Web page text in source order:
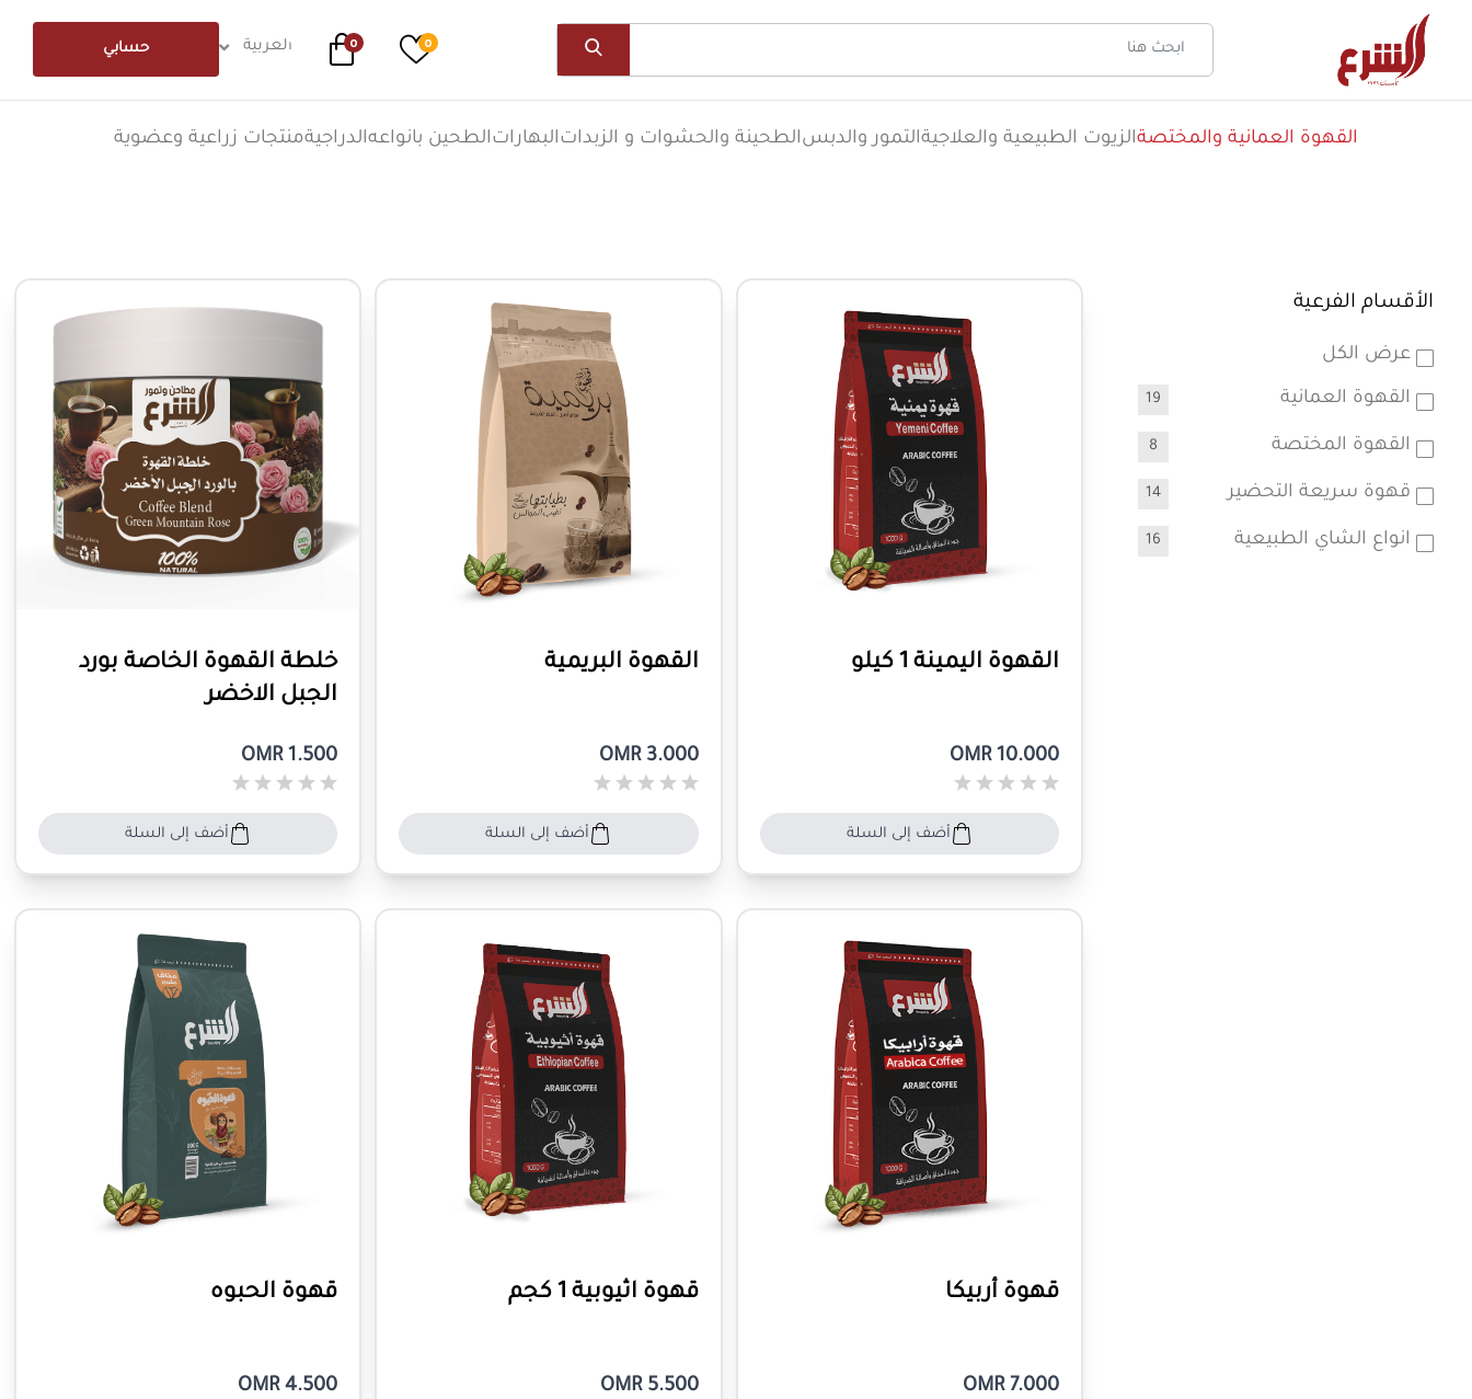
0
0 العربية حسابي
القهوة العمانية والمختصةالزيوت الطبيعية والعلاجيةالتمور والدبسالطحينة والحشوات و الزبداتالبهاراتالطحين بانواعهالدراجيةمنتجات زراعية وعضوية
الأقسام الفرعية
عرض الكل
القهوة العمانية 19
القهوة المختصة 8
قهوة سريعة التحضير 14
انواع الشاي الطبيعية 16
القهوة اليمينة 1 كيلو
OMR 10.000
أضف إلى السلة
القهوة البريمية
OMR 3.000
أضف إلى السلة
خلطة القهوة الخاصة بورد
الجبل الاخضر
OMR 1.500
أضف إلى السلة
قهوة أربيكا
OMR 7.000
قهوة اثيوبية 1 كجم
OMR 5.500
قهوة الحبوه
OMR 4.500